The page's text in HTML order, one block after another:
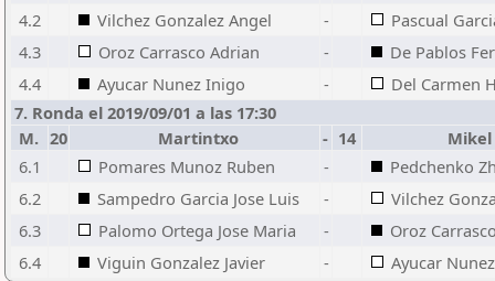
4.2
Vilchez Gonzalez Angel -
Pascual
4.3
Oroz Carrasco Adrian -
De Pablos
4.4
Ayucar Nunez Inigo -
Del Carmen
7. Ronda el 2019/09/01 a las 17:30
M. 20 Martintxo - 14
6.1
Pomares Munoz Ruben -
Pedchenko
6.2
Sampedro Garcia Jose Luis -
Vilchez
6.3
Palomo Ortega Jose Maria -
Oroz
6.4
Viguin Gonzalez Javier - Ayucar